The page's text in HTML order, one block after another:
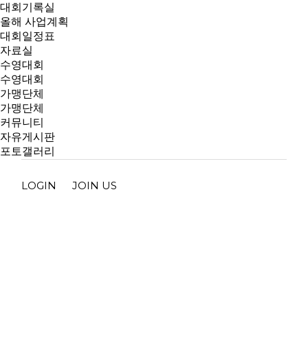
대회기록실
올해 사업계획
대회일정표
자료실
수영대회
수영대회
가맹단체
가맹단체
커뮤니티
자유게시판
포토갤러리
LOGIN JOIN US